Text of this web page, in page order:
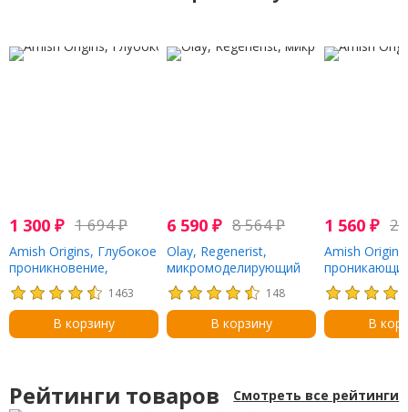
1 300 ₽ 1 694₽
Amish Origins, Глубокое
проникновение,
болеутоляющая мазь,
3,5 унции (99,22 г)1463
В корзину
6 590 ₽ 8 564₽
Olay, Regenerist,
микромоделирующий
крем, без отдушек, 48 г
(1,7 унции)
148
В корзину
1 560 ₽ 2
Amish
нежирный
99,22 г (3,5
В
Рейтинги товаров Смотреть все рейтинги